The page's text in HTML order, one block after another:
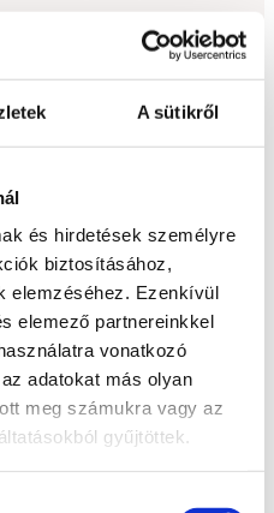
A sütikről
és hirdetések személyre
biztosításához,
elemzéséhez. Ezenkívül
elemező partnereinkkel
vonatkozó
adatokat más olyan
meg számukra vagy az
gyűjtöttek.
időszak, érzelmi
üregekbe évezredeken
achátminták. Ezért
a gyökércsakrához (pl.
fogva), hogy
és stabilitást adjon.
az önbizalmat és
a teret, nyugtató,